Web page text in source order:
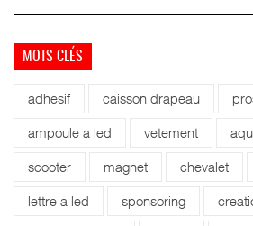
MOTS CLÉS
adhesif caisson drapeau
ampoule a led vetement
scooter magnet chevalet
lettre a led sponsoring